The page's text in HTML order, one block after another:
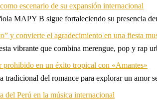
escenario de su expansión internacional
MAPY B sigue fortaleciendo su presencia
y convierte el agradecimiento en una fiesta
vibrante que combina merengue, pop y rap
prohibido en un éxito tropical con «Amantes»
tradicional del romance para explorar un amor
del Perú en la música internacional